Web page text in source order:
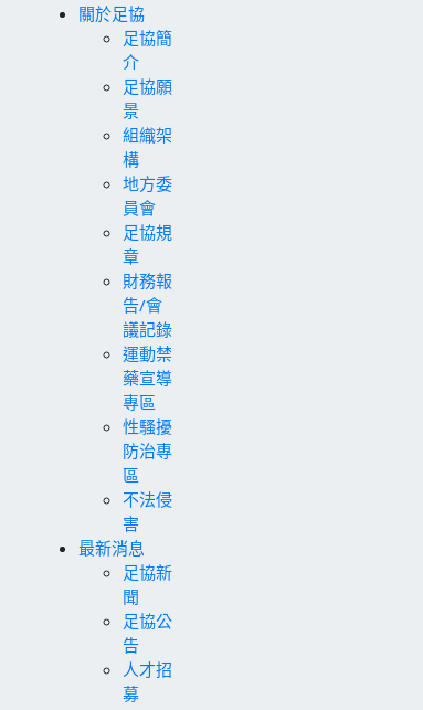
關於足協
足協簡
介
足協願
景
組織架
構
地方委
員會
足協規
章
財務報
告/會
議記錄
運動禁
藥宣導
專區
性騷擾
防治專
區
不法侵
害
最新消息
足協新
聞
足協公
告
人才招
募